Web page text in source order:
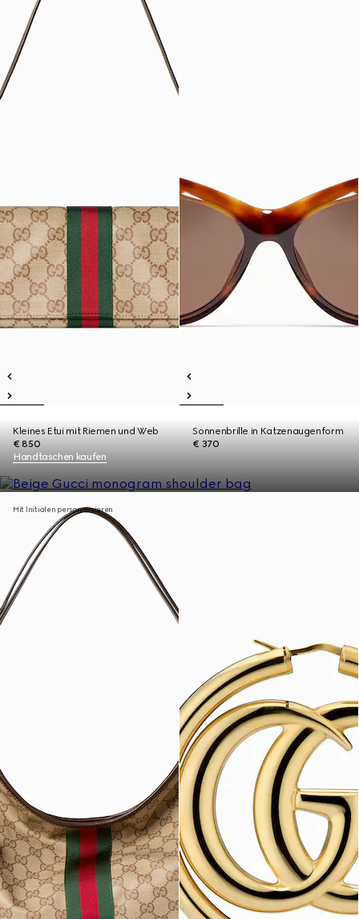
Kleines Etui mit Riemen und Web
€ 850
Sonnenbrille in Katzenaugenform
€ 370
Handtaschen kaufen
Mit Initialen personalisieren